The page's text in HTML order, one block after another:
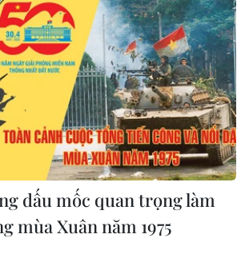
dấu mốc quan trọng làm
mùa Xuân năm 1975